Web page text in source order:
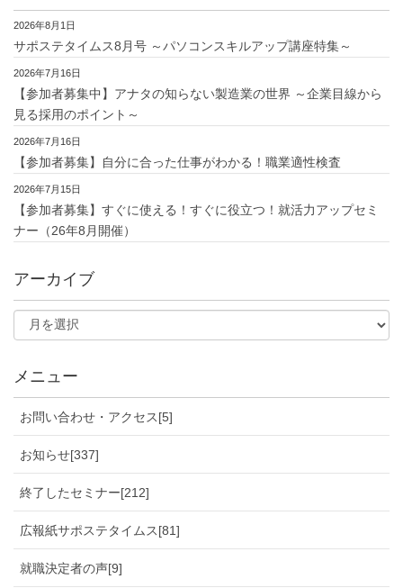
2026年8月1日
サポステタイムス8月号 ～パソコンスキルアップ講座特集～
2026年7月16日
【参加者募集中】アナタの知らない製造業の世界 ～企業目線から
見る採用のポイント～
2026年7月16日
【参加者募集】自分に合った仕事がわかる！職業適性検査
2026年7月15日
【参加者募集】すぐに使える！すぐに役立つ！就活力アップセミ
ナー（26年8月開催）
アーカイブ
メニュー
お問い合わせ・アクセス[5]
お知らせ[337]
終了したセミナー[212]
広報紙サポステタイムス[81]
就職決定者の声[9]